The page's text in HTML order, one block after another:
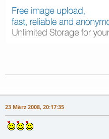
23 März 2008, 20:17:35